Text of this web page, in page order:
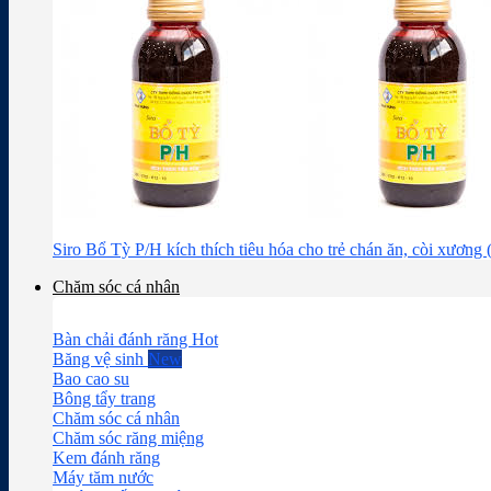
Siro Bổ Tỳ P/H kích thích tiêu hóa cho trẻ chán ăn, còi xương
Chăm sóc cá nhân
Bàn chải đánh răng
Băng vệ sinh
Bao cao su
Bông tẩy trang
Chăm sóc cá nhân
Chăm sóc răng miệng
Kem đánh răng
Máy tăm nước